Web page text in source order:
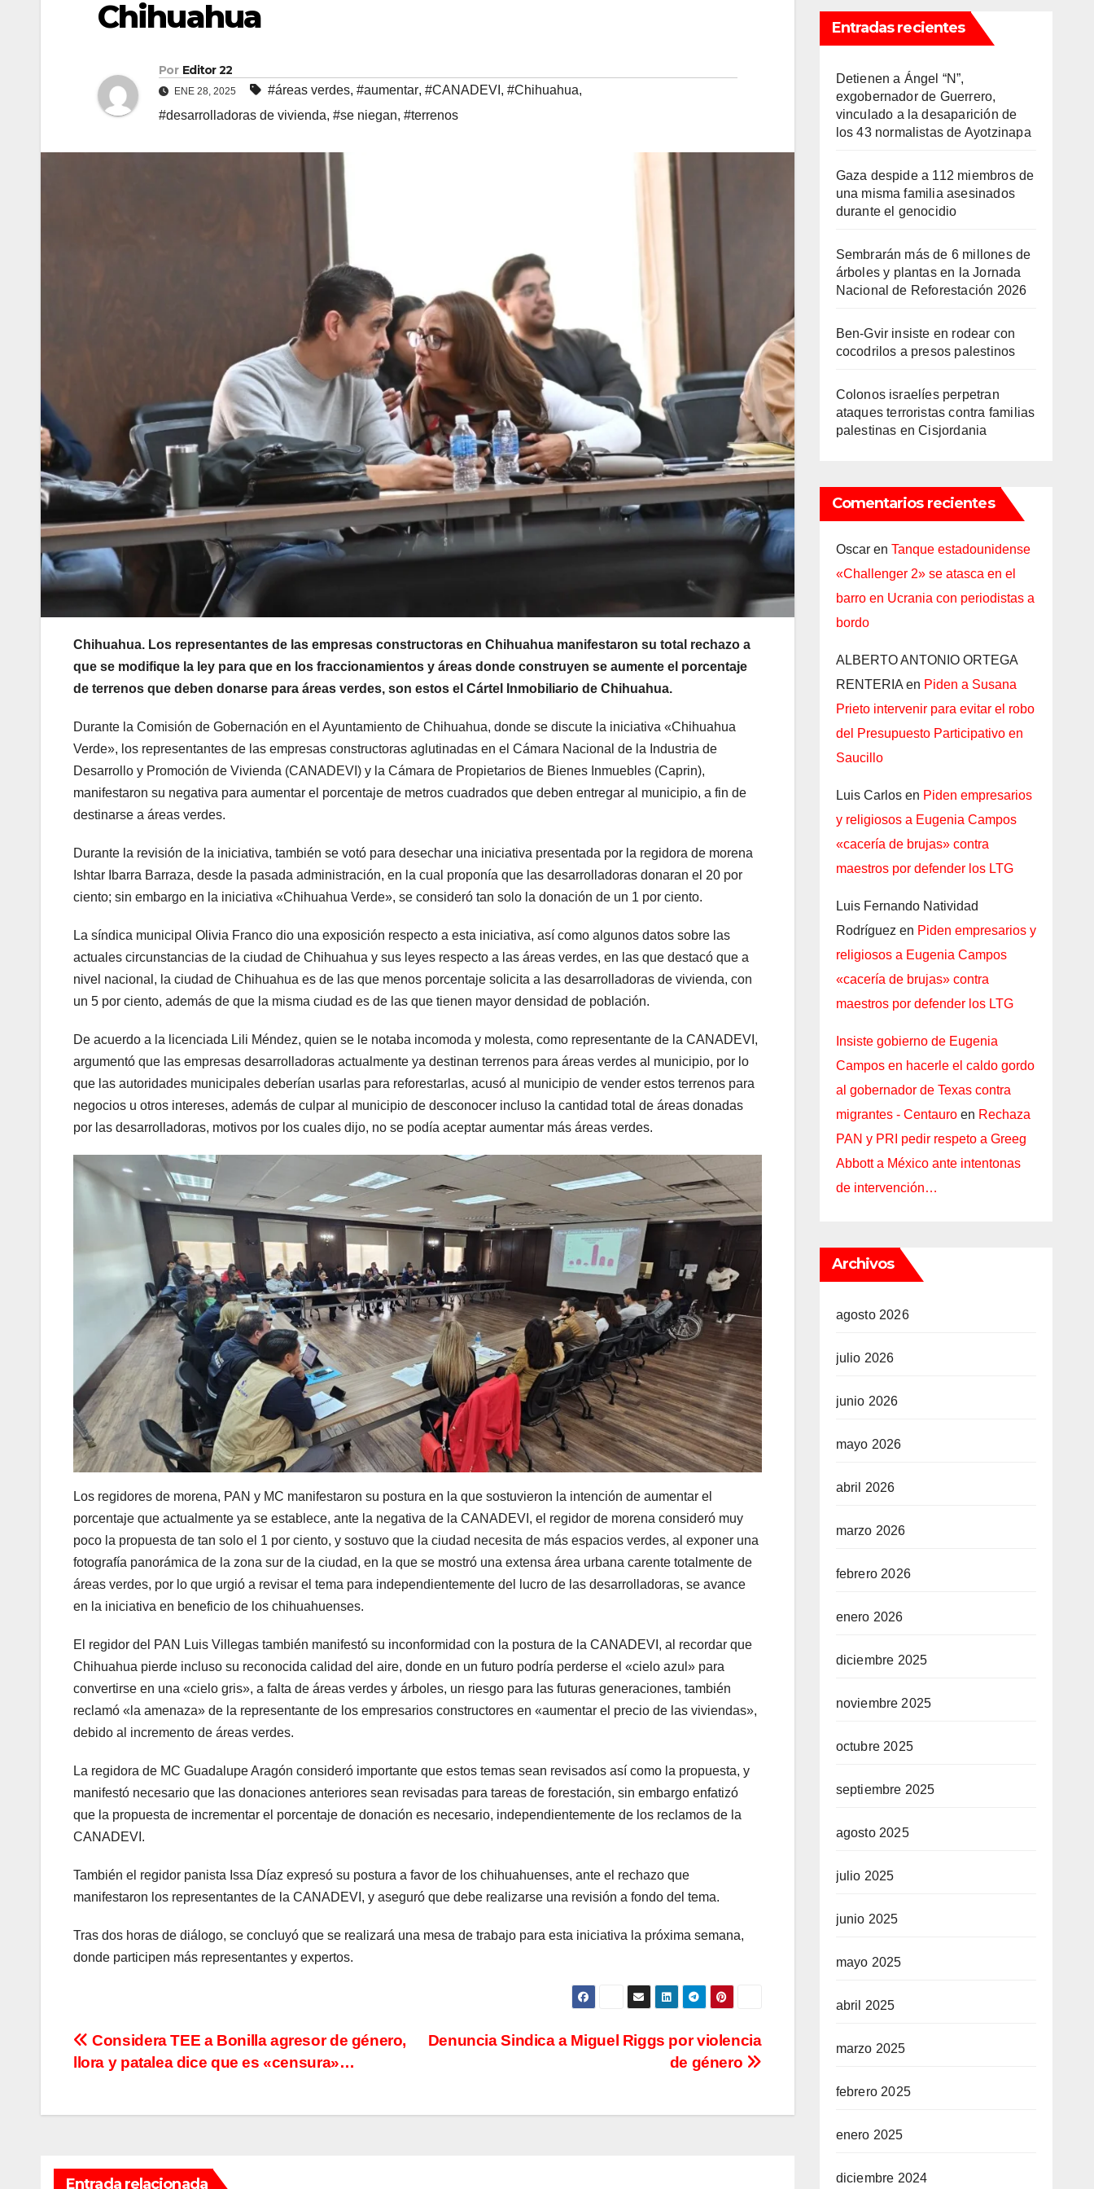
Chihuahua
Por Editor 22
ENE 28, 2025 #áreas verdes, #aumentar, #CANADEVI , #Chihuahua,
#desarrolladoras de vivienda, #se niegan, #terrenos
Chihuahua. Los representantes de las empresas constructoras en Chihuahua manifestaron su total rechazo a
que se modifique la ley para que en los fraccionamientos y áreas donde construyen se aumente el porcentaje
de terrenos que deben donarse para áreas verdes, son estos el Cártel Inmobiliario de Chihuahua.
Durante la Comisión de Gobernación en el Ayuntamiento de Chihuahua, donde se discute la iniciativa «Chihuahua
Verde», los representantes de las empresas constructoras aglutinadas en el Cámara Nacional de la Industria de
Desarrollo y Promoción de Vivienda (CANADEVI) y la Cámara de Propietarios de Bienes Inmuebles (Caprin),
manifestaron su negativa para aumentar el porcentaje de metros cuadrados que deben entregar al municipio, a fin de
destinarse a áreas verdes.
Durante la revisión de la iniciativa, también se votó para desechar una iniciativa presentada por la regidora de morena
Ishtar Ibarra Barraza, desde la pasada administración, en la cual proponía que las desarrolladoras donaran el 20 por
ciento; sin embargo en la iniciativa «Chihuahua Verde», se consideró tan solo la donación de un 1 por ciento.
La síndica municipal Olivia Franco dio una exposición respecto a esta iniciativa, así como algunos datos sobre las
actuales circunstancias de la ciudad de Chihuahua y sus leyes respecto a las áreas verdes, en las que destacó que a
nivel nacional, la ciudad de Chihuahua es de las que menos porcentaje solicita a las desarrolladoras de vivienda, con
un 5 por ciento, además de que la misma ciudad es de las que tienen mayor densidad de población.
De acuerdo a la licenciada Lili Méndez, quien se le notaba incomoda y molesta, como representante de la CANADEVI,
argumentó que las empresas desarrolladoras actualmente ya destinan terrenos para áreas verdes al municipio, por lo
que las autoridades municipales deberían usarlas para reforestarlas, acusó al municipio de vender estos terrenos para
negocios u otros intereses, además de culpar al municipio de desconocer incluso la cantidad total de áreas donadas
por las desarrolladoras, motivos por los cuales dijo, no se podía aceptar aumentar más áreas verdes.
Los regidores de morena, PAN y MC manifestaron su postura en la que sostuvieron la intención de aumentar el
porcentaje que actualmente ya se establece, ante la negativa de la CANADEVI, el regidor de morena consideró muy
poco la propuesta de tan solo el 1 por ciento, y sostuvo que la ciudad necesita de más espacios verdes, al exponer una
fotografía panorámica de la zona sur de la ciudad, en la que se mostró una extensa área urbana carente totalmente de
áreas verdes, por lo que urgió a revisar el tema para independientemente del lucro de las desarrolladoras, se avance
en la iniciativa en beneficio de los chihuahuenses.
El regidor del PAN Luis Villegas también manifestó su inconformidad con la postura de la CANADEVI, al recordar que
Chihuahua pierde incluso su reconocida calidad del aire, donde en un futuro podría perderse el «cielo azul» para
convertirse en una «cielo gris», a falta de áreas verdes y árboles, un riesgo para las futuras generaciones, también
reclamó «la amenaza» de la representante de los empresarios constructores en «aumentar el precio de las viviendas»,
debido al incremento de áreas verdes.
La regidora de MC Guadalupe Aragón consideró importante que estos temas sean revisados así como la propuesta, y
manifestó necesario que las donaciones anteriores sean revisadas para tareas de forestación, sin embargo enfatizó
que la propuesta de incrementar el porcentaje de donación es necesario, independientemente de los reclamos de la
CANADEVI.
También el regidor panista Issa Díaz expresó su postura a favor de los chihuahuenses, ante el rechazo que
manifestaron los representantes de la CANADEVI, y aseguró que debe realizarse una revisión a fondo del tema.
Tras dos horas de diálogo, se concluyó que se realizará una mesa de trabajo para esta iniciativa la próxima semana,
donde participen más representantes y expertos.
Navegación
entradas
Denuncia Sindica a Miguel Riggs por violencia
de género
Considera TEE a Bonilla agresor de género,
llora y patalea dice que es «censura»…
Entrada relacionada
Entradas recientes
Detienen a Ángel “N”,
exgobernador de Guerrero,
vinculado a la desaparición de
los 43 normalistas de Ayotzinapa
Gaza despide a 112 miembros de
una misma familia asesinados
durante el genocidio
Sembrarán más de 6 millones de
árboles y plantas en la Jornada
Nacional de Reforestación 2026
Ben-Gvir insiste en rodear con
cocodrilos a presos palestinos
Colonos israelíes perpetran
ataques terroristas contra familias
palestinas en Cisjordania
Comentarios recientes
Oscaren Tanque estadounidense
«Challenger 2» se atasca en el
barro en Ucrania con periodistas a
bordo
ALBERTO ANTONIO ORTEGA
RENTERIAen Piden a Susana
Prieto intervenir para evitar el robo
del Presupuesto Participativo en
Saucillo
Luis Carlosen Piden empresarios
y religiosos a Eugenia Campos
«cacería de brujas» contra
maestros por defender los LTG
Luis Fernando Natividad
Rodríguez en Piden empresarios y
religiosos a Eugenia Campos
«cacería de brujas» contra
maestros por defender los LTG
Insiste gobierno de Eugenia
Campos en hacerle el caldo gordo
al gobernador de Texas contra
migrantes - Centauroen Rechaza
PAN y PRI pedir respeto a Greeg
Abbott a México ante intentonas
de intervención…
Archivos
agosto 2026
julio 2026
junio 2026
mayo 2026
abril 2026
marzo 2026
febrero 2026
enero 2026
diciembre 2025
noviembre 2025
octubre 2025
septiembre 2025
agosto 2025
julio 2025
junio 2025
mayo 2025
abril 2025
marzo 2025
febrero 2025
enero 2025
diciembre 2024